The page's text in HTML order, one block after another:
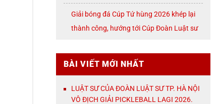
ĐOÀN VÕ CỔ TRUYỀN THÀNH PHỐ HÀ
Giải bóng đá Cúp Tứ hùng 2026 khép lại
thành công, hướng tới Cúp Đoàn Luật sư
BÀI VIẾT MỚI NHẤT
LUẬT SƯ CỦA ĐOÀN LUẬT SƯ TP. HÀ NỘI
VÔ ĐỊCH GIẢI PICKLEBALL LAGI 2026.